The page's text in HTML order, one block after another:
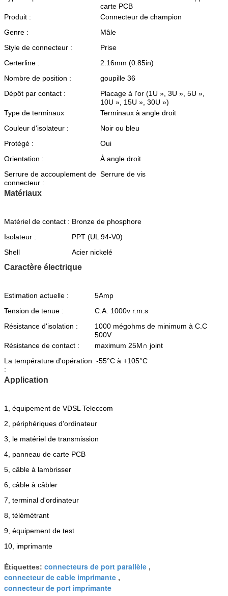
carte PCB
Produit :
Connecteur de champion
Genre :
Mâle
Style de connecteur :
Prise
Certerline :
2.16mm (0.85in)
Nombre de position :
goupille 36
Dépôt par contact :
Placage à l'or (1U », 3U », 5U »,
10U », 15U », 30U »)
Type de terminaux
Terminaux à angle droit
Couleur d'isolateur :
Noir ou bleu
Protégé :
Oui
Orientation :
À angle droit
Serrure de accouplement de
connecteur :
Serrure de vis
Matériaux
Matériel de contact : Bronze de phosphore
Isolateur :
PPT (UL 94-V0)
Shell
Acier nickelé
Caractère électrique
Estimation actuelle :
5Amp
Tension de tenue :
C.A. 1000v r.m.s
Résistance d'isolation :
1000 mégohms de minimum à C.C
500V
Résistance de contact :
maximum 25M∩ joint
La température d'opération
:
-55°C à +105°C
Application
1, équipement de VDSL Teleccom
2, périphériques d'ordinateur
3, le matériel de transmission
4, panneau de carte PCB
5, câble à lambrisser
6, câble à câbler
7, terminal d'ordinateur
8, télémétrant
9, équipement de test
10, imprimante
Étiquettes: connecteurs de port parallèle ,
connecteur de cable imprimante ,
connecteur de port imprimante